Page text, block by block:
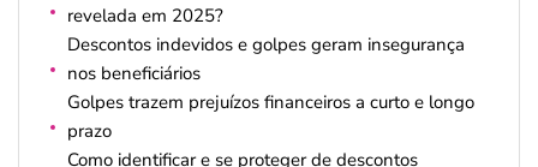
revelada em 2025?
Descontos indevidos e golpes geram insegurança
nos beneficiários
Golpes trazem prejuízos financeiros a curto e longo
prazo
Como identificar e se proteger de descontos